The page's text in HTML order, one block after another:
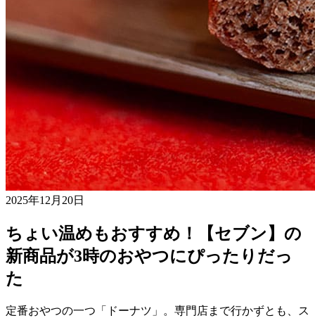
2025年12月20日
ちょい温めもおすすめ！【セブン】の
新商品が3時のおやつにぴったりだっ
た
定番おやつの一つ「ドーナツ」。専門店まで行かずとも、ス